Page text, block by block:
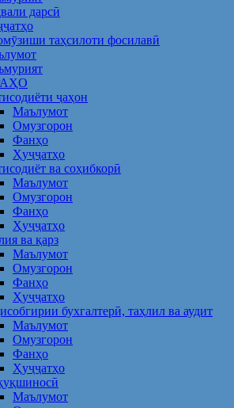
дарсӣ
таҳсилоти фосилавӣ
ҷаҳон
Маълумот
Омузгорон
Фанҳо
Ҳуҷҷатҳо
ва соҳибкорӣ
Маълумот
Омузгорон
Фанҳо
Ҳуҷҷатҳо
ва қарз
Маълумот
Омузгорон
Фанҳо
Ҳуҷҷатҳо
бухгалтерӣ, таҳлил ва аудит
Маълумот
Омузгорон
Фанҳо
Ҳуҷҷатҳо
Маълумот